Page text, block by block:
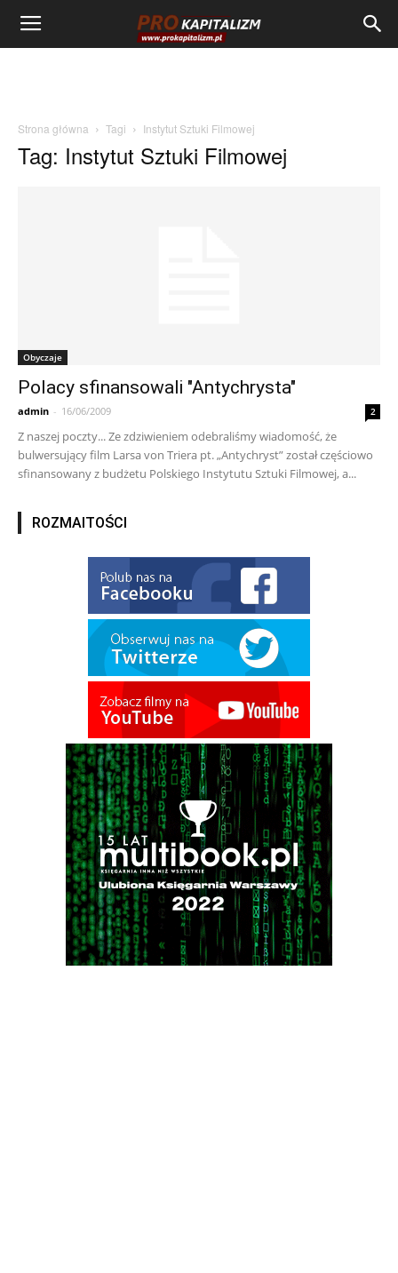
Strona główna Tagi Instytut Sztuki Filmowej
Tag: Instytut Sztuki Filmowej
Obyczaje
Polacy sfinansowali "Antychrysta"
admin - 16/06/2009 2
Z naszej poczty... Ze zdziwieniem odebraliśmy wiadomość, że
bulwersujący film Larsa von Triera pt. „Antychryst” został częściowo
sfinansowany z budżetu Polskiego Instytutu Sztuki Filmowej, a...
ROZMAITOŚCI